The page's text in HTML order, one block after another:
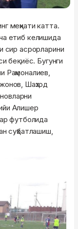
меҳнати катта.
етиб келишида
сир асрорларини
беқиёс. Бугунги
Раҳмоналиев
Шаҳзод
Алишер
футболида
суҳбатлашиш,